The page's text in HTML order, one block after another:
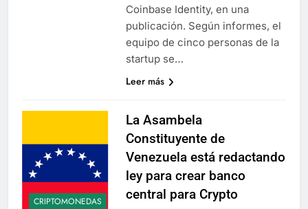
Coinbase Identity, en una
publicación. Según informes, el
equipo de cinco personas de la
startup se…
Leer más
CRIPTOMONEDAS
La Asambela
Constituyente de
Venezuela está redactando
ley para crear banco
central para Crypto